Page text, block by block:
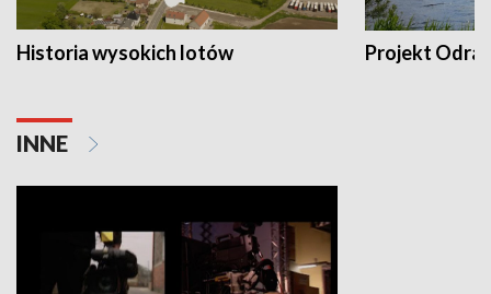
Historia wysokich lotów Projekt Odra
INNE